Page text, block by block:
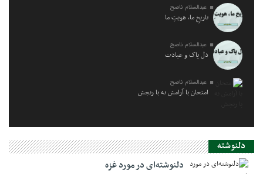
عبدالسلام ناصح
تاریخِ ما، هویتِ ما
عبدالسلام ناصح
دل پاک و عبادت
عبدالسلام ناصح
امتحان با آرامش نه با رنجش
دلنوشته
دلنوشته‌ای در مورد غزه